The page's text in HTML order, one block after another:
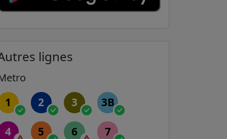
lignes
1 2 3 3B
4 5 6 7